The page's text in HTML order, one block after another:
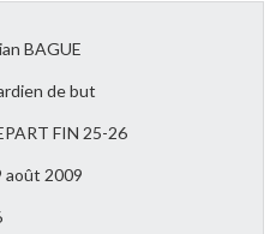
BAGUE
de but
FIN 25-26
août 2009